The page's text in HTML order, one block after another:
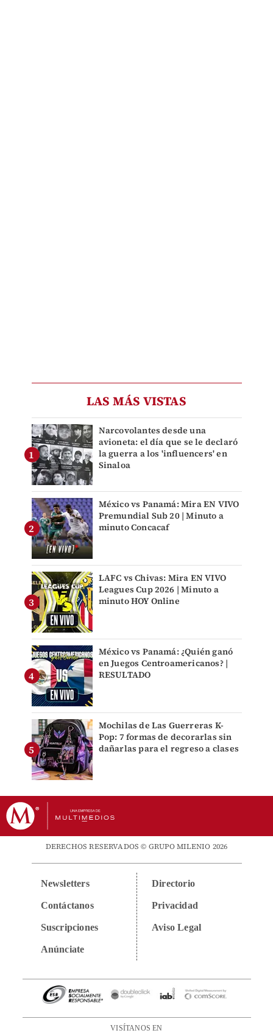
LAS MÁS VISTAS
Narcovolantes desde una
avioneta: el día que se le declaró
la guerra a los 'influencers' en
Sinaloa
México vs Panamá: Mira EN VIVO
Premundial Sub 20 | Minuto a
minuto Concacaf
LAFC vs Chivas: Mira EN VIVO
Leagues Cup 2026 | Minuto a
minuto HOY Online
México vs Panamá: ¿Quién ganó
en Juegos Centroamericanos? |
RESULTADO
Mochilas de Las Guerreras K-
Pop: 7 formas de decorarlas sin
dañarlas para el regreso a clases
DERECHOS RESERVADOS © GRUPO MILENIO 2026
Newsletters
Contáctanos
Suscripciones
Anúnciate
Directorio
Privacidad
Aviso Legal
VISÍTANOS EN